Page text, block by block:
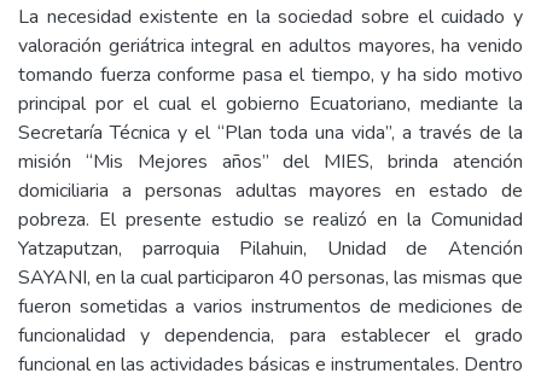
La necesidad existente en la sociedad sobre el cuidado y
valoración geriátrica integral en adultos mayores, ha venido
tomando fuerza conforme pasa el tiempo, y ha sido motivo
principal por el cual el gobierno Ecuatoriano, mediante la
Secretaría Técnica y el “Plan toda una vida”, a través de la
misión “Mis Mejores años” del MIES, brinda atención
domiciliaria a personas adultas mayores en estado de
pobreza. El presente estudio se realizó en la Comunidad
Yatzaputzan, parroquia Pilahuin, Unidad de Atención
SAYANI, en la cual participaron 40 personas, las mismas que
fueron sometidas a varios instrumentos de mediciones de
funcionalidad y dependencia, para establecer el grado
funcional en las actividades básicas e instrumentales. Dentro